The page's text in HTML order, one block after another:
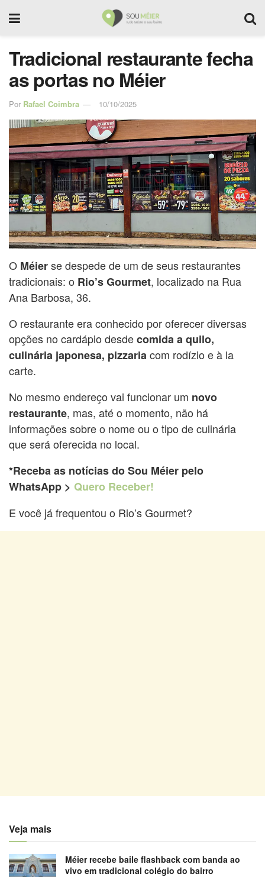
Tradicional restaurante fecha
as portas no Méier
Por Rafael Coimbra 10/10/2025
O Méierse despede de um de seus restaurantes
tradicionais: o Rio’s Gourmet, localizado na Rua
Ana Barbosa, 36.
O restaurante era conhecido por oferecer diversas
opções no cardápio desdecomida a quilo,
culinária japonesa, pizzariacom rodízio e à la
carte.
No mesmo endereço vai funcionar um novo
restaurante, mas, até o momento, não há
informações sobre o nome ou o tipo de culinária
que será oferecida no local.
*Receba as notícias do Sou Méier pelo
WhatsApp > Quero Receber!
E você já frequentou o Rio’s Gourmet?
Veja mais
Méier recebe baile flashback com banda ao
vivo em tradicional colégio do bairro